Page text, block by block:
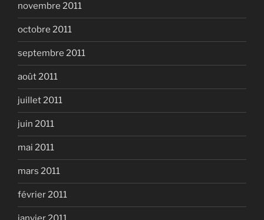
novembre 2011
octobre 2011
septembre 2011
août 2011
juillet 2011
juin 2011
mai 2011
mars 2011
février 2011